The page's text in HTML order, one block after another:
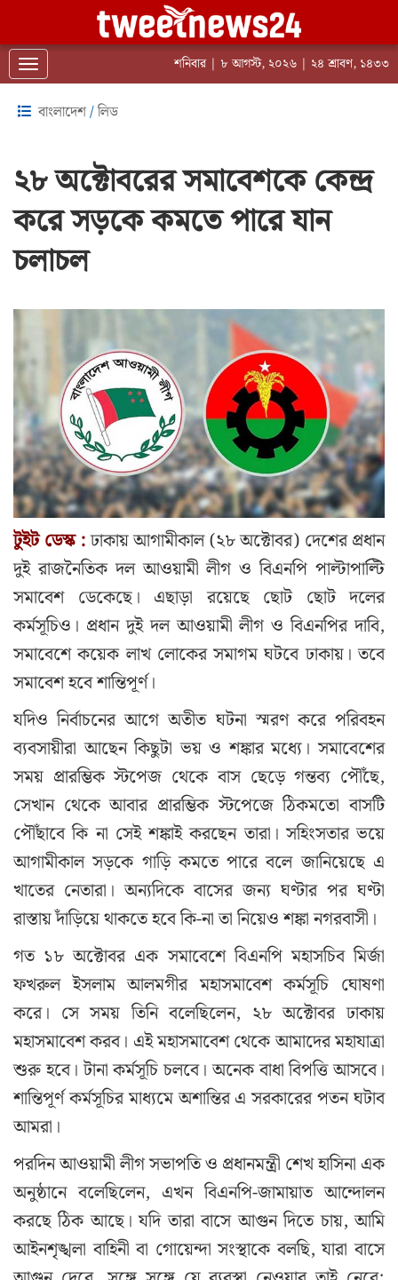
Toggle navigation শনিবার | ৮ আগস্ট, ২০২৬ | ২৪ শ্রাবণ, ১৪৩৩
বাংলাদেশ/লিড
২৮ অক্টোবরের সমাবেশকে কেন্দ্র
করে সড়কে কমতে পারে যান
চলাচল
টুইট ডেস্ক :ঢাকায় আগামীকাল (২৮ অক্টোবর) দেশের প্রধান
দুই রাজনৈতিক দল আওয়ামী লীগ ও বিএনপি পাল্টাপাল্টি
সমাবেশ ডেকেছে। এছাড়া রয়েছে ছোট ছোট দলের
কর্মসূচিও। প্রধান দুই দল আওয়ামী লীগ ও বিএনপির দাবি,
সমাবেশে কয়েক লাখ লোকের সমাগম ঘটবে ঢাকায়। তবে
সমাবেশ হবে শান্তিপূর্ণ।
যদিও নির্বাচনের আগে অতীত ঘটনা স্মরণ করে পরিবহন
ব্যবসায়ীরা আছেন কিছুটা ভয় ও শঙ্কার মধ্যে। সমাবেশের
সময় প্রারম্ভিক স্টপেজ থেকে বাস ছেড়ে গন্তব্য পৌঁছে,
সেখান থেকে আবার প্রারম্ভিক স্টপেজে ঠিকমতো বাসটি
পৌঁছাবে কি না সেই শঙ্কাই করছেন তারা। সহিংসতার ভয়ে
আগামীকাল সড়কে গাড়ি কমতে পারে বলে জানিয়েছে এ
খাতের নেতারা। অন্যদিকে বাসের জন্য ঘণ্টার পর ঘণ্টা
রাস্তায় দাঁড়িয়ে থাকতে হবে কি-না তা নিয়েও শঙ্কা নগরবাসী।
গত ১৮ অক্টোবর এক সমাবেশে বিএনপি মহাসচিব মির্জা
ফখরুল ইসলাম আলমগীর মহাসমাবেশ কর্মসূচি ঘোষণা
করে। সে সময় তিনি বলেছিলেন, ২৮ অক্টোবর ঢাকায়
মহাসমাবেশ করব। এই মহাসমাবেশ থেকে আমাদের মহাযাত্রা
শুরু হবে। টানা কর্মসূচি চলবে। অনেক বাধা বিপত্তি আসবে।
শান্তিপূর্ণ কর্মসূচির মাধ্যমে অশান্তির এ সরকারের পতন ঘটাব
আমরা।
পরদিন আওয়ামী লীগ সভাপতি ও প্রধানমন্ত্রী শেখ হাসিনা এক
অনুষ্ঠানে বলেছিলেন, এখন বিএনপি-জামায়াত আন্দোলন
করছে ঠিক আছে। যদি তারা বাসে আগুন দিতে চায়, আমি
আইনশৃঙ্খলা বাহিনী বা গোয়েন্দা সংস্থাকে বলছি, যারা বাসে